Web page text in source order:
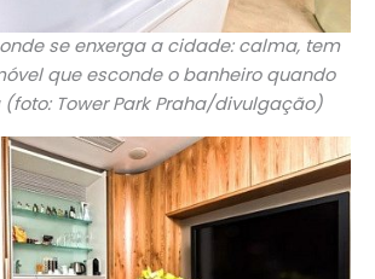
se enxerga a cidade: calma, tem
que esconde o banheiro quando
Tower Park Praha/divulgação)